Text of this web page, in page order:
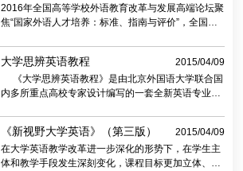
高端论坛专题报道
2016年全国高等学校外语教育改革与发展高端论坛聚
焦“国家外语人才培养：标准、指南与评价”，全国高
大学思辨英语教程
2015/04/09
《大学思辨英语教程》是由北京外国语大学联合国
内多所重点高校专家设计编写的一套全新英语专业基
生的英语能力、思辨能力、跨文化能力、自主学习能
力、人文素养，为全球化时代培养国家急需的国际
型、通识型、创新型高层次外语人才。
《新视野大学英语》（第三版）
2015/04/09
在大学英语教学改革进一步深化的形势下，在学生主
体和教学手段发生深刻变化，课程目标更加立体、综